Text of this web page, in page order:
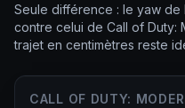
Seule différence : le yaw de
contre celui de Call of Duty:
trajet en centimètres reste
CALL OF DUTY: